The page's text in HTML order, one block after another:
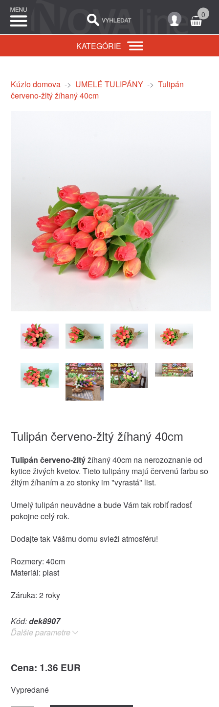
0
KATEGÓRIE
Kúzlo domova-> UMELÉ TULIPÁNY-> Tulipán
červeno-žltý žíhaný 40cm
Tulipán červeno-žltý žíhaný 40cm
Tulipán červeno-žltýžíhaný 40cm na nerozoznanie od
kytice živých kvetov. Tieto tulipány majú červenú farbu so
žltým žíhaním a zo stonky im "vyrastá" list.
Umelý tulipán neuvädne a bude Vám tak robiť radosť
pokojne celý rok.
Dodajte tak Vášmu domu svieži atmosféru!
Rozmery: 40cm
Materiál: plast
Záruka: 2 roky
Kód:dek8907
Ďalšie parametre
Cena: 1.36 EUR
Vypredané